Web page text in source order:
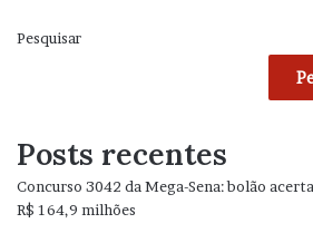
Pesquisar
Posts recentes
Concurso 3042 da Mega-Sena: bolão
R$ 164,9 milhões